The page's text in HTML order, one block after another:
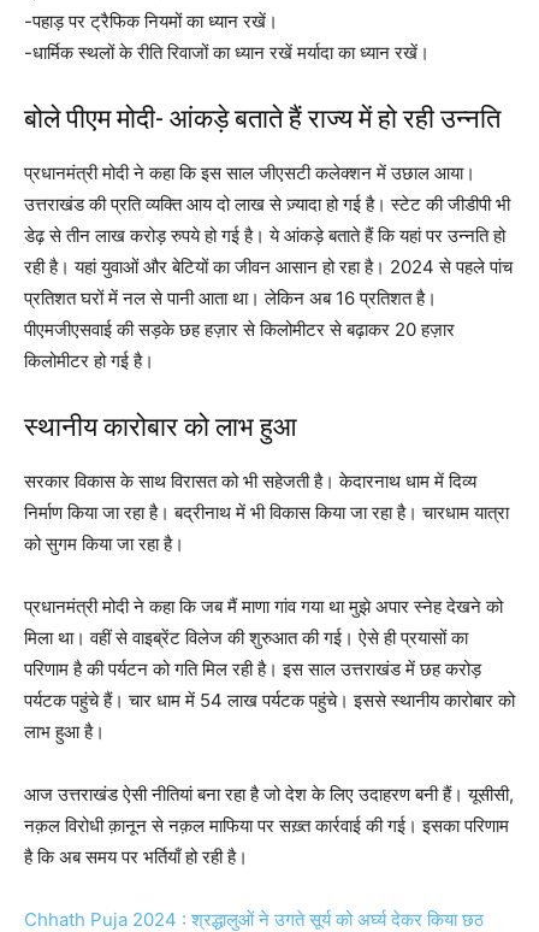
-पहाड़ पर ट्रैफिक नियमों का ध्यान रखें।
-धार्मिक स्थलों के रीति रिवाजों का ध्यान रखें मर्यादा का ध्यान रखें।
बोले पीएम मोदी- आंकड़े बताते हैं राज्य में हो रही उन्नति
प्रधानमंत्री मोदी ने कहा कि इस साल जीएसटी कलेक्शन में उछाल आया।
उत्तराखंड की प्रति व्यक्ति आय दो लाख से ज़्यादा हो गई है। स्टेट की जीडीपी भी
डेढ़ से तीन लाख करोड़ रुपये हो गई है। ये आंकड़े बताते हैं कि यहां पर उन्नति हो
रही है। यहां युवाओं और बेटियों का जीवन आसान हो रहा है। 2024 से पहले पांच
प्रतिशत घरों में नल से पानी आता था। लेकिन अब 16 प्रतिशत है।
पीएमजीएसवाई की सड़के छह हज़ार से किलोमीटर से बढ़ाकर 20 हज़ार
किलोमीटर हो गई है।
स्थानीय कारोबार को लाभ हुआ
सरकार विकास के साथ विरासत को भी सहेजती है। केदारनाथ धाम में दिव्य
निर्माण किया जा रहा है। बद्रीनाथ में भी विकास किया जा रहा है। चारधाम यात्रा
को सुगम किया जा रहा है।
प्रधानमंत्री मोदी ने कहा कि जब मैं माणा गांव गया था मुझे अपार स्नेह देखने को
मिला था। वहीं से वाइब्रेंट विलेज की शुरुआत की गई। ऐसे ही प्रयासों का
परिणाम है की पर्यटन को गति मिल रही है। इस साल उत्तराखंड में छह करोड़
पर्यटक पहुंचे हैं। चार धाम में 54 लाख पर्यटक पहुंचे। इससे स्थानीय कारोबार को
लाभ हुआ है।
आज उत्तराखंड ऐसी नीतियां बना रहा है जो देश के लिए उदाहरण बनी हैं। यूसीसी,
नक़ल विरोधी क़ानून से नक़ल माफिया पर सख़्त कार्रवाई की गई। इसका परिणाम
है कि अब समय पर भर्तियाँ हो रही है।
Chhath Puja 2024 : श्रद्धालुओं ने उगते सूर्य को अर्घ्य देकर किया छठ